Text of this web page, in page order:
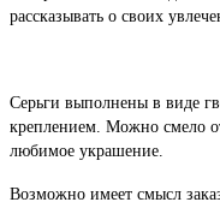
рассказывать о своих
Серьги выполнены в виде
креплением. Можно смело
любимое украшение.
Возможно имеет смысл